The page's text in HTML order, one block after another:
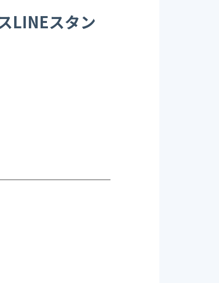
LINEスタン